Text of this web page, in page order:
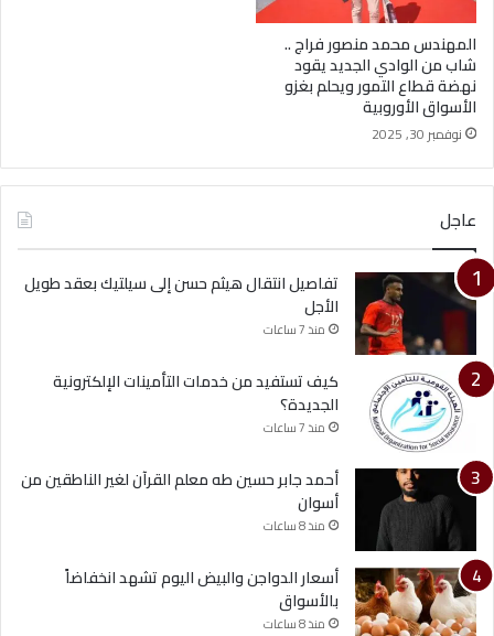
المهندس محمد منصور فراج ..
شاب من الوادي الجديد يقود
نهضة قطاع التمور ويحلم بغزو
الأسواق الأوروبية
نوفمبر 30, 2025
عاجل
تفاصيل انتقال هيثم حسن إلى سيلتيك بعقد طويل
الأجل
منذ 7 ساعات
كيف تستفيد من خدمات التأمينات الإلكترونية
الجديدة؟
منذ 7 ساعات
أحمد جابر حسين طه معلم القرآن لغير الناطقين من
أسوان
منذ 8 ساعات
أسعار الدواجن والبيض اليوم تشهد انخفاضاً
بالأسواق
منذ 8 ساعات